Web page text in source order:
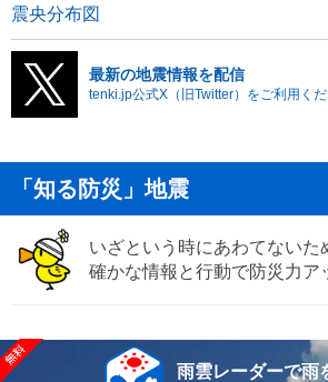
震央分布図
最新の地震情報を配信
tenki.jp公式X（旧Twitter）をご利用くだ
「知る防災」地震
いざという時にあわてないた
確かな情報と行動で防災力ア
雨雲レーダーで雨